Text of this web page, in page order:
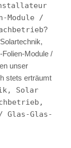
Module /
?
Module /
unser
stets erträumt
Solar
Glas-Glas-